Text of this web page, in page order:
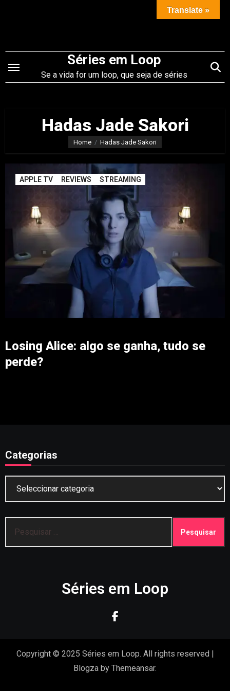
conteúdo
Séries em Loop
Se a vida for um loop, que seja de séries
Hadas Jade Sakori
Home Hadas Jade Sakori
APPLE TV REVIEWS STREAMING
Losing Alice: algo se ganha, tudo se
perde?
Categorias
por:
Séries em Loop
Copyright © 2025 Séries em Loop. All rights reserved |
Blogza by Themeansar.
Translate »